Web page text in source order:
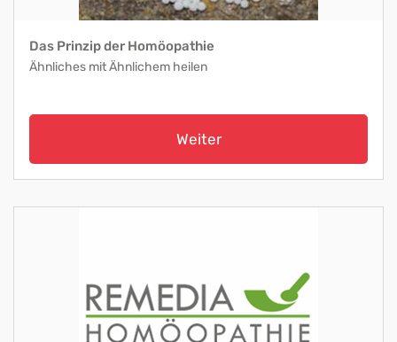
Das Prinzip der Homöopathie
Ähnliches mit Ähnlichem heilen
Weiter